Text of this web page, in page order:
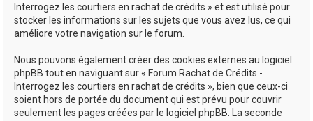
Interrogez les courtiers en rachat de crédits » et est utilisé pour
stocker les informations sur les sujets que vous avez lus, ce qui
améliore votre navigation sur le forum.
Nous pouvons également créer des cookies externes au logiciel
phpBB tout en naviguant sur « Forum Rachat de Crédits -
Interrogez les courtiers en rachat de crédits », bien que ceux-ci
soient hors de portée du document qui est prévu pour couvrir
seulement les pages créées par le logiciel phpBB. La seconde